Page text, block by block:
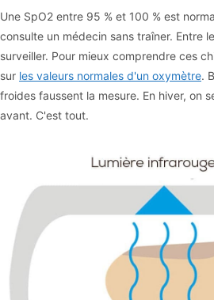
Une SpO2 entre 95 % et 100 % est
consulte un médecin sans traîner. Entre
surveiller. Pour mieux comprendre ces
sur les valeurs normales d'un oxymètre.
froides faussent la mesure. En hiver, on
avant. C'est tout.